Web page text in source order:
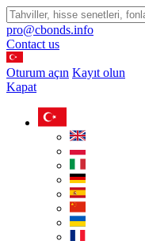
pro@cbonds.info
Contact us
Oturum açın Kayıt olun
Kapat